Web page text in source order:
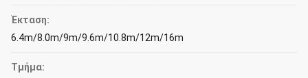
Έκταση:
6.4m/8.0m/9m/9.6m/10.8m/12m/16m
Τμήμα: